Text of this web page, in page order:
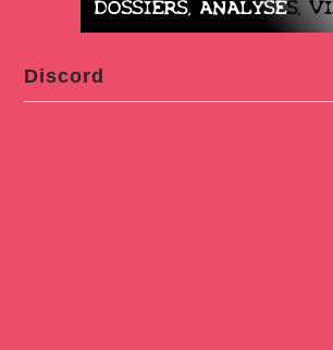
Discord